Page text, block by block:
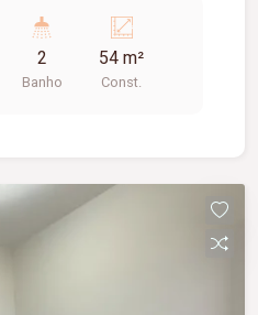
social e 02 vagas de
2
Banho
54 m²
Const.